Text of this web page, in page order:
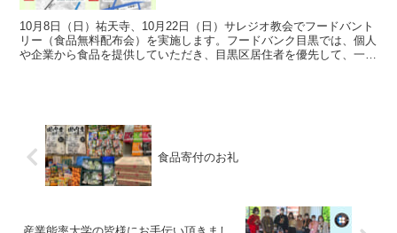
10月8日（日）祐天寺、10月22日（日）サレジオ教会でフードバント
リー（食品無料配布会）を実施します。フードバンク目黒では、個人
や企業から食品を提供していただき、目黒区居住者を優先して、一人
食品寄付のお礼